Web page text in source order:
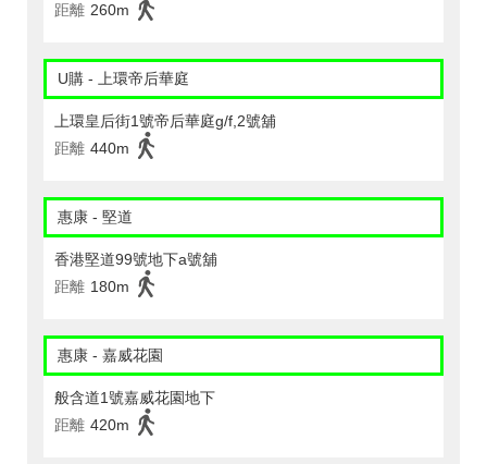
距離 260m
U購 - 上環帝后華庭
上環皇后街1號帝后華庭g/f,2號舖
距離 440m
惠康 - 堅道
香港堅道99號地下a號舖
距離 180m
惠康 - 嘉威花園
般含道1號嘉威花園地下
距離 420m